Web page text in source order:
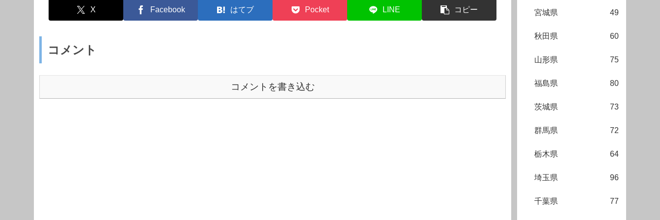
X Facebook はてブ Pocket LINE コピー
コメント
コメントを書き込む
宮城県 49
秋田県 60
山形県 75
福島県 80
茨城県 73
群馬県 72
栃木県 64
埼玉県 96
千葉県 77